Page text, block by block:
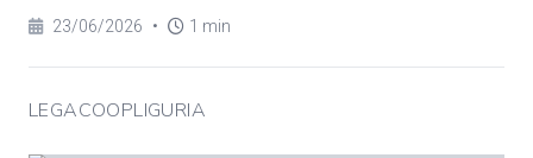
23/06/2026 • 1 min
LEGACOOPLIGURIA